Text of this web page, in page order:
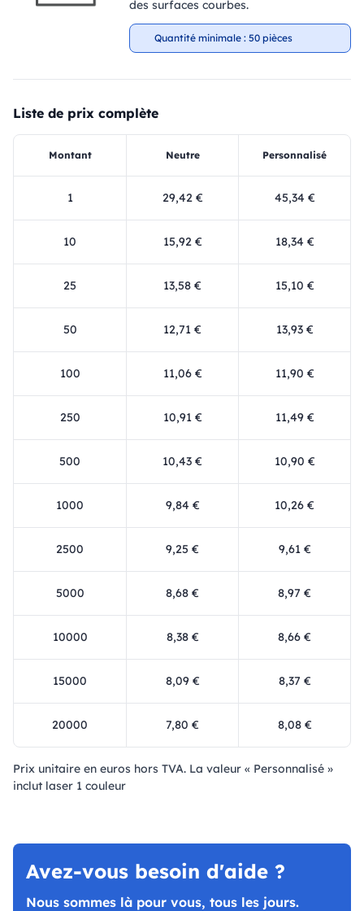
des surfaces courbes.
Quantité minimale : 50 pièces
Liste de prix complète
Montant Neutre Personnalisé
1 29,42 € 45,34 €
10 15,92 € 18,34 €
25 13,58 € 15,10 €
50 12,71 € 13,93 €
100 11,06 € 11,90 €
250 10,91 € 11,49 €
500 10,43 € 10,90 €
1000 9,84 € 10,26 €
2500 9,25 € 9,61 €
5000 8,68 € 8,97 €
10000 8,38 € 8,66 €
15000 8,09 € 8,37 €
20000 7,80 € 8,08 €
Prix ​​unitaire en euros hors TVA. La valeur « Personnalisé »
inclut laser 1 couleur
Avez-vous besoin d'aide ?
Nous sommes là pour vous, tous les jours.